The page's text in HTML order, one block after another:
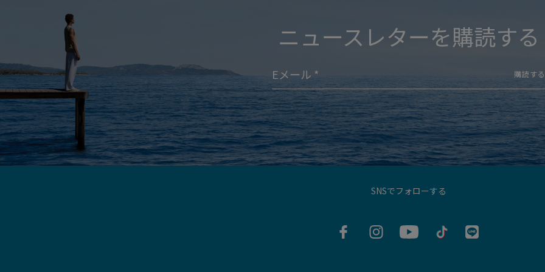
ニュースレターを購読する
購読する
SNSでフォローする